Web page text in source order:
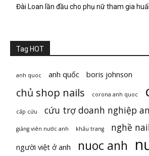
Đài Loan lần đầu cho phụ nữ tham gia
Tag HOT
anh quoc anh quốc boris johnson
chủ shop nails corona anh quoc
cấp cứu cứu trợ doanh nghiệp
giảng viên nước anh khẩu trang nghề
người việt ở anh nuoc anh